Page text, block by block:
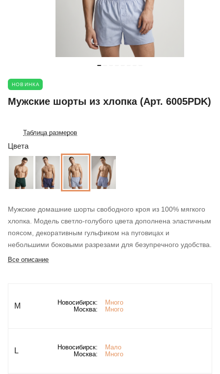
НОВИНКА
Мужские шорты из хлопка (Арт. 6005PDK)
Таблица размеров
Цвета
Мужские домашние шорты свободного кроя из 100% мягкого
хлопка. Модель светло-голубого цвета дополнена эластичным
поясом, декоративным гульфиком на пуговицах и
небольшими боковыми разрезами для безупречного удобства.
Все описание
M Новосибирск:
Много
Москва:
Много
L Новосибирск:
Мало
Москва:
Много